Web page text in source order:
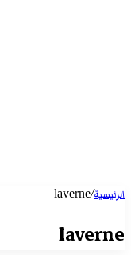
الرئيسية/
laverne
laverne